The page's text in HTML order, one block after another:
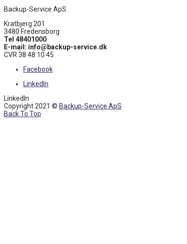
Backup-Service ApS
Kratbjerg 201
3480 Fredensborg
Tel 48401000
E-mail: info@backup-service.dk
CVR 38 48 10 45
Facebook
LinkedIn
LinkedIn
Copyright 2021 © Backup-Service ApS
Back To Top